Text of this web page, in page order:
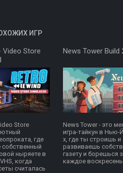
ИГР
Video Store
Store
где
ныряете в
когда
считалась
News Tower Build
News Tower - это
игра-тайкун в Нью-
х, где ты строишь и
развиваешь
газету и борешься
каждое